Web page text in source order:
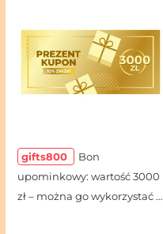
gifts800
Bon
upominkowy: wartość 3000
zł – można go wykorzystać z